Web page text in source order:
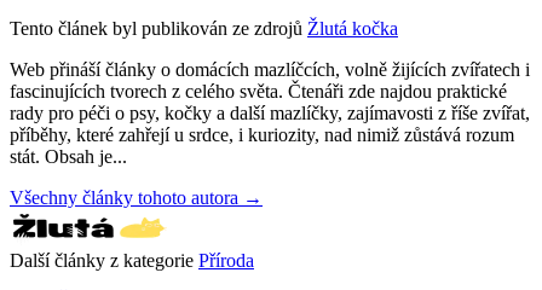
Tento článek byl publikován ze zdrojů Žlutá kočka
Web přináší články o domácích mazlíčcích, volně žijících zvířatech i
fascinujících tvorech z celého světa. Čtenáři zde najdou praktické
rady pro péči o psy, kočky a další mazlíčky, zajímavosti z říše zvířat,
příběhy, které zahřejí u srdce, i kuriozity, nad nimiž zůstává rozum
stát. Obsah je...
Všechny články tohoto autora →
Další články z kategorie Příroda